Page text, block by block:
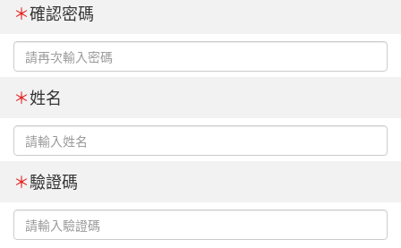
＊確認密碼
＊姓名
＊驗證碼